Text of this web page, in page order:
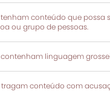
tenham conteúdo que possa
ou grupo de pessoas.
contenham linguagem
tragam conteúdo com